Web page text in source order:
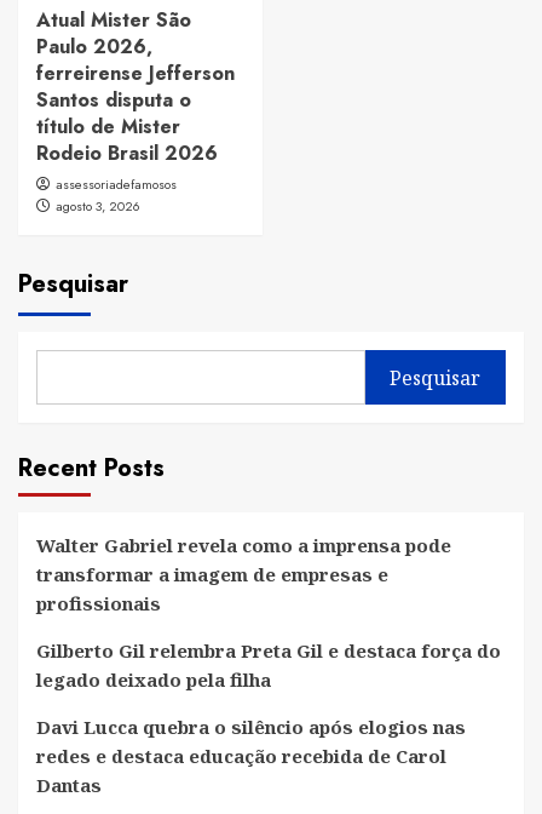
Atual Mister São
Paulo 2026,
ferreirense Jefferson
Santos disputa o
título de Mister
Rodeio Brasil 2026
assessoriadefamosos
agosto 3, 2026
Pesquisar
Pesquisar
Recent Posts
Walter Gabriel revela como a imprensa pode
transformar a imagem de empresas e
profissionais
Gilberto Gil relembra Preta Gil e destaca força do
legado deixado pela filha
Davi Lucca quebra o silêncio após elogios nas
redes e destaca educação recebida de Carol
Dantas